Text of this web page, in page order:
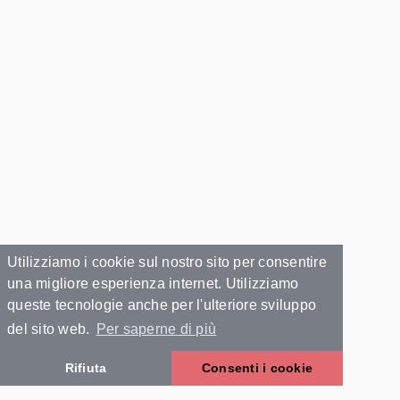
Utilizziamo i cookie sul nostro sito per consentire
una migliore esperienza internet. Utilizziamo
queste tecnologie anche per l'ulteriore sviluppo
del sito web.
Per saperne di più
Rifiuta Consenti i cookie